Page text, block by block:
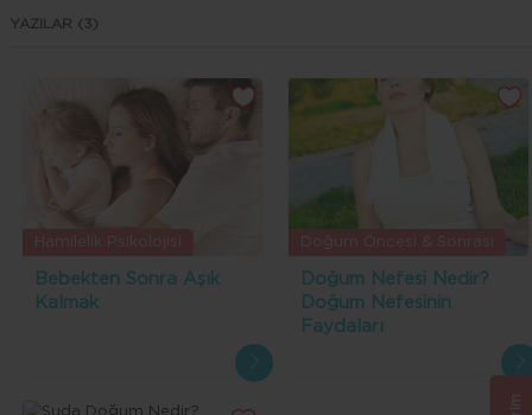
Yaşadığı bu eşsiz deneyimden sonra, tüm kadınların böyle güzel
Detaylı eğitimler sonucu “Hamile Rehberi ve Doula” ünvanı almaya
hak kazanmış, bilgi ve deneyimlerini diğer anne adayları ile
buluşturmak için de, İzmir’e yerleşmiş ve 2015’te Mucizen’i
kurmuştur.
O günden bu yana, gerek her ay düzenlediği çalışmalarla, gerek
verdiği seminerlerle, gerekse sosyal sorumluluk projeleri ile, “Başka
bir doğum mümkün!” inancı için çalışmaktadır.
YAZILAR (3)
Bebekten Sonra Aşık
Kalmak
Doğum Nefesi Nedir?
Doğum Nefesinin
Faydaları